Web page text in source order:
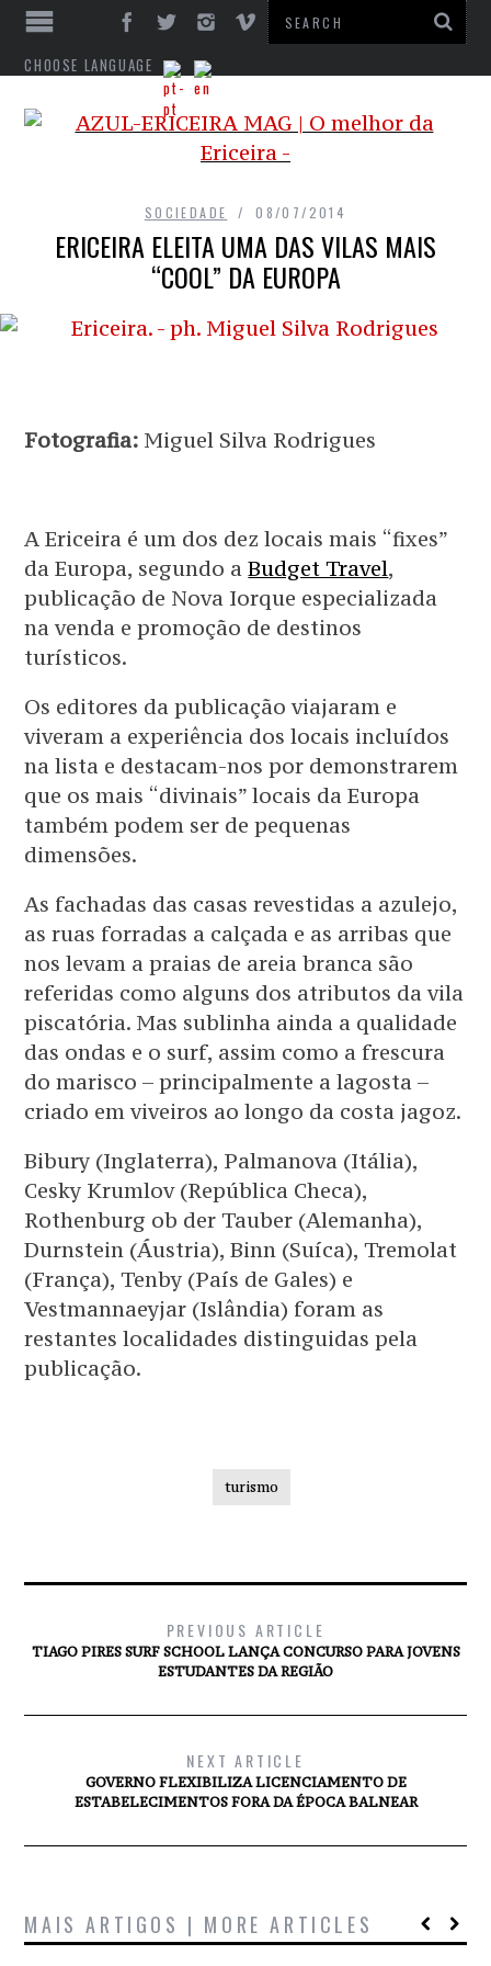
CHOOSE LANGUAGE
SOCIEDADE 08/07/2014
ERICEIRA ELEITA UMA DAS VILAS MAIS
“COOL” DA EUROPA
Fotografia: Miguel Silva Rodrigues
A Ericeira é um dos dez locais mais “fixes”
da Europa, segundo aBudget Travel,
publicação de Nova Iorque especializada
na venda e promoção de destinos
turísticos.
Os editores da publicação viajaram e
viveram a experiência dos locais incluídos
na lista e destacam-nos por demonstrarem
que os mais “divinais” locais da Europa
também podem ser de pequenas
dimensões.
As fachadas das casas revestidas a azulejo,
as ruas forradas a calçada e as arribas que
nos levam a praias de areia branca são
referidas como alguns dos atributos da vila
piscatória. Mas sublinha ainda a qualidade
das ondas e o surf, assim como a frescura
do marisco – principalmente a lagosta –
criado em viveiros ao longo da costa jagoz.
Bibury (Inglaterra), Palmanova (Itália),
Cesky Krumlov (República Checa),
Rothenburg ob der Tauber (Alemanha),
Durnstein (Áustria), Binn (Suíca), Tremolat
(França), Tenby (País de Gales) e
Vestmannaeyjar (Islândia) foram as
restantes localidades distinguidas pela
publicação.
turismo
PREVIOUS ARTICLE
TIAGO PIRES SURF SCHOOL LANÇA CONCURSO PARA JOVENS
ESTUDANTES DA REGIÃO
NEXT ARTICLE
GOVERNO FLEXIBILIZA LICENCIAMENTO DE
ESTABELECIMENTOS FORA DA ÉPOCA BALNEAR
MAIS ARTIGOS | MORE ARTICLES